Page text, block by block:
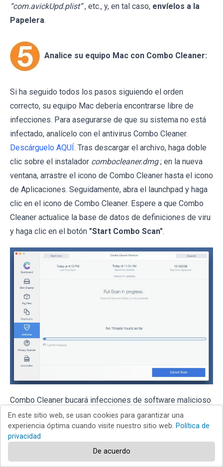
“com.avickUpd.plist” , etc., y, en tal caso, envíelos a la
Papelera.
Analice su equipo Mac con Combo Cleaner:
Si ha seguido todos los pasos siguiendo el orden
correcto, su equipo Mac debería encontrarse libre de
infecciones. Para asegurarse de que su sistema no está
infectado, analícelo con el antivirus Combo Cleaner.
Descárguelo AQUÍ. Tras descargar el archivo, haga doble
clic sobre el instalador combocleaner.dmg ; en la nueva
ventana, arrastre el icono de Combo Cleaner hasta el icono
de Aplicaciones. Seguidamente, abra el launchpad y haga
clic en el icono de Combo Cleaner. Espere a que Combo
Cleaner actualice la base de datos de definiciones de viru
y haga clic en el botón "Start Combo Scan".
Combo Cleaner bucará infecciones de software malicioso
en su equipo. Si el resultado del análisis antivirus es "no
threats found", quiere decir que puede continuar con la
guía de desinfección; de lo contrario, se recomineda
eliminar las infecciones encontradas antes de continuar.
En este sitio web, se usan cookies para garantizar una
experiencia óptima cuando visite nuestro sitio web. Política de
privacidad
De acuerdo